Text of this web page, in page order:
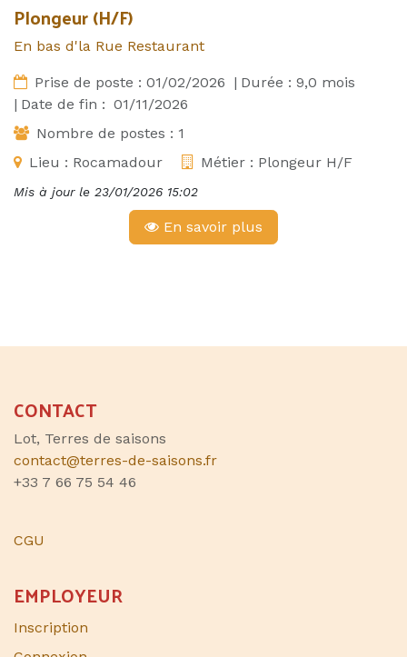
Plongeur (H/F)
En bas d'la Rue Restaurant
Prise de poste : 01/02/2026 | Durée : 9,0 mois
| Date de fin : 01/11/2026
Nombre de postes : 1
Lieu : Rocamadour Métier : Plongeur H/F
Mis à jour le 23/01/2026 15:02
En savoir plus
CONTACT
Lot, Terres de saisons
contact@terres-de-saisons.fr
+33 7 66 75 54 46
CGU
EMPLOYEUR
Inscription